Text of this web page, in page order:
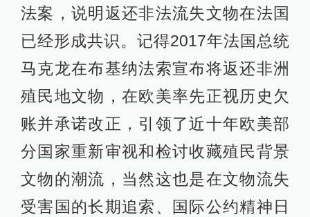
法案，说明返还非法流失文物在法国
已经形成共识。记得2017年法国总统
马克龙在布基纳法索宣布将返还非洲
殖民地文物，在欧美率先正视历史欠
账并承诺改正，引领了近十年欧美部
分国家重新审视和检讨收藏殖民背景
文物的潮流，当然这也是在文物流失
受害国的长期追索、国际公约精神日